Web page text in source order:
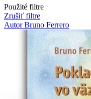
Použité filtre
Zrušiť filtre
Autor Bruno Ferrero